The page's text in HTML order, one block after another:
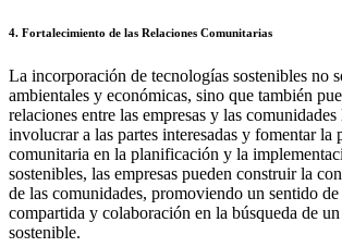
4. Fortalecimiento de las Relaciones Comunitarias
La incorporación de tecnologías sostenibles no
ambientales y económicas, sino que también
relaciones entre las empresas y las
involucrar a las partes interesadas y fomentar la
comunitaria en la planificación y la
sostenibles, las empresas pueden construir la
de las comunidades, promoviendo un sentido
compartida y colaboración en la búsqueda de
sostenible.